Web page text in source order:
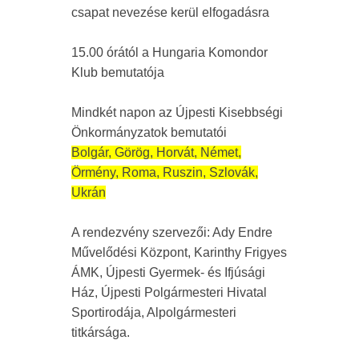
csapat nevezése kerül elfogadásra
15.00 órától a Hungaria Komondor
Klub bemutatója
Mindkét napon az Újpesti Kisebbségi
Önkormányzatok bemutatói
Bolgár, Görög, Horvát, Német,
Örmény, Roma, Ruszin, Szlovák,
Ukrán
A rendezvény szervezői: Ady Endre
Művelődési Központ, Karinthy Frigyes
ÁMK, Újpesti Gyermek- és Ifjúsági
Ház, Újpesti Polgármesteri Hivatal
Sportirodája, Alpolgármesteri
titkársága.